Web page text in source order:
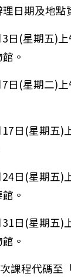
版－「小學
日期及地點
日(星期五)
。
日(星期二)
日(星期五)
日(星期五)
。
日(星期五)
。
課程代碼至